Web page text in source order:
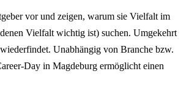
vor und zeigen, warum sie Vielfalt im
Vielfalt wichtig ist) suchen. Umgekehrt
Unabhängig von Branche bzw.
Day in Magdeburg ermöglicht einen